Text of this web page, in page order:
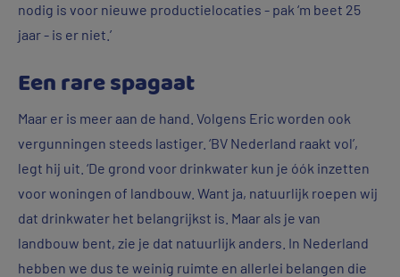
nodig is voor nieuwe productielocaties - pak ‘m beet 25
jaar - is er niet.’
Een rare spagaat
Maar er is meer aan de hand. Volgens Eric worden ook
vergunningen steeds lastiger. ‘BV Nederland raakt vol’,
legt hij uit. ‘De grond voor drinkwater kun je óók inzetten
voor woningen of landbouw. Want ja, natuurlijk roepen wij
dat drinkwater het belangrijkst is. Maar als je van
landbouw bent, zie je dat natuurlijk anders. In Nederland
hebben we dus te weinig ruimte en allerlei belangen die